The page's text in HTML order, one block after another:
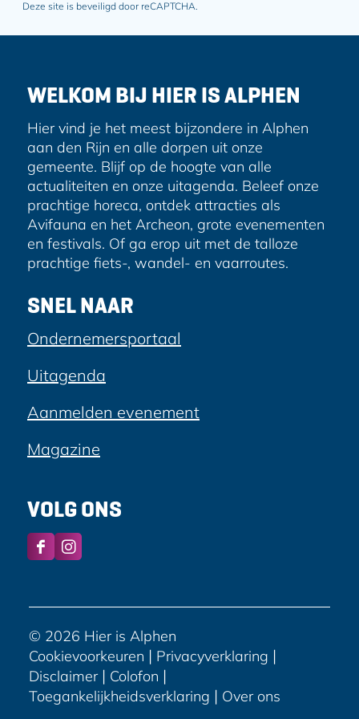
d
Deze site is beveiligd door reCAPTCHA.
WELKOM BIJ HIER IS ALPHEN
Hier vind je het meest bijzondere in Alphen
aan den Rijn en alle dorpen uit onze
gemeente. Blijf op de hoogte van alle
actualiteiten en onze uitagenda. Beleef onze
prachtige horeca, ontdek attracties als
Avifauna en het Archeon, grote evenementen
en festivals. Of ga erop uit met de talloze
prachtige fiets-, wandel- en vaarroutes.
SNEL NAAR
Ondernemersportaal
Uitagenda
Aanmelden evenement
Magazine
VOLG ONS
F
e
b
o
o
k
H
I
t
a
g
r
a
© 2026 Hier is Alphen
Cookievoorkeuren | Privacyverklaring |
Disclaimer | Colofon |
Toegankelijkheidsverklaring | Over ons